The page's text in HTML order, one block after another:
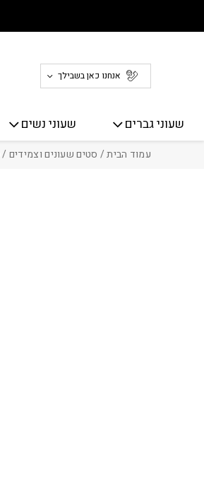
אנחנו כאן בשבילך
שעוני גברים שעוני נשים
עמוד הבית/ סטים שעונים וצמידים/